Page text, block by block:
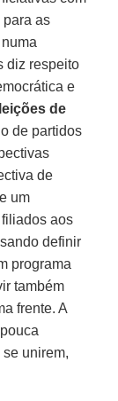
para as
diz respeito
e
de
de partidos
de
um
aos
definir
programa
também
frente. A
unirem,